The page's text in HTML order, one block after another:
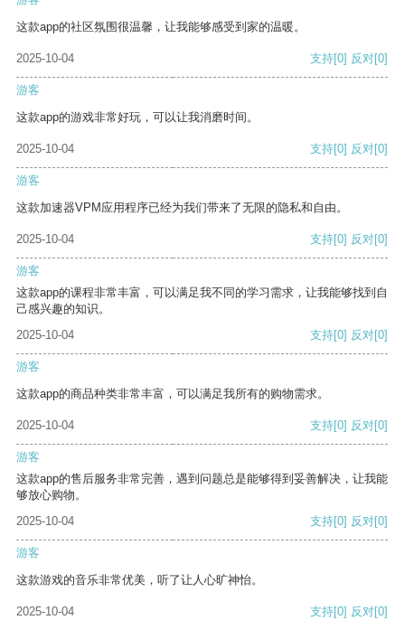
这款app的社区氛围很温馨，让我能够感受到家的温暖。
2025-10-04 支持[0] 反对[0]
游客
这款app的游戏非常好玩，可以让我消磨时间。
2025-10-04 支持[0] 反对[0]
游客
这款加速器VPM应用程序已经为我们带来了无限的隐私和自由。
2025-10-04 支持[0] 反对[0]
游客
这款app的课程非常丰富，可以满足我不同的学习需求，让我能够找到自
己感兴趣的知识。
2025-10-04
支持[0] 反对[0]
游客
这款app的商品种类非常丰富，可以满足我所有的购物需求。
2025-10-04 支持[0] 反对[0]
游客
这款app的售后服务非常完善，遇到问题总是能够得到妥善解决，让我能
够放心购物。
2025-10-04
支持[0] 反对[0]
游客
这款游戏的音乐非常优美，听了让人心旷神怡。
2025-10-04 支持[0] 反对[0]